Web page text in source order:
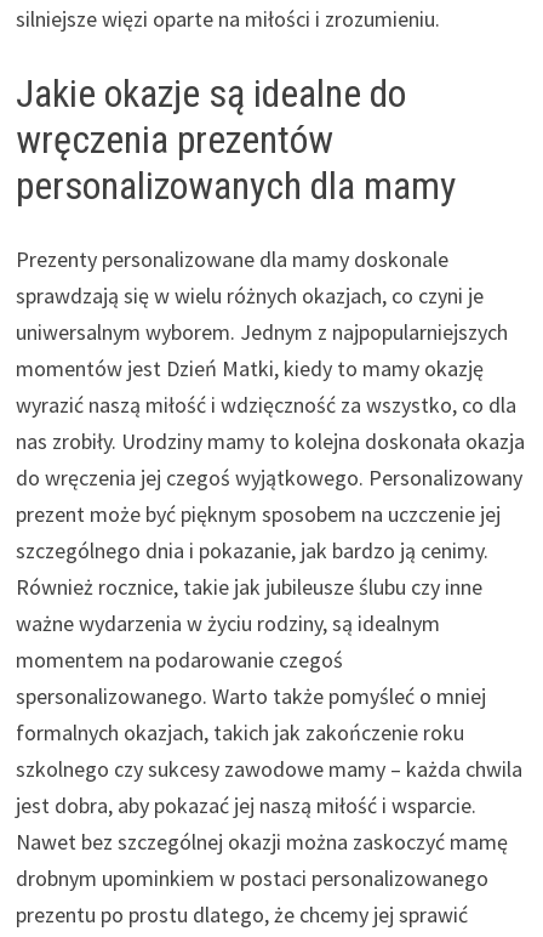
silniejsze więzi oparte na miłości i zrozumieniu.
Jakie okazje są idealne do
wręczenia prezentów
personalizowanych dla mamy
Prezenty personalizowane dla mamy doskonale
sprawdzają się w wielu różnych okazjach, co czyni je
uniwersalnym wyborem. Jednym z najpopularniejszych
momentów jest Dzień Matki, kiedy to mamy okazję
wyrazić naszą miłość i wdzięczność za wszystko, co dla
nas zrobiły. Urodziny mamy to kolejna doskonała okazja
do wręczenia jej czegoś wyjątkowego. Personalizowany
prezent może być pięknym sposobem na uczczenie jej
szczególnego dnia i pokazanie, jak bardzo ją cenimy.
Również rocznice, takie jak jubileusze ślubu czy inne
ważne wydarzenia w życiu rodziny, są idealnym
momentem na podarowanie czegoś
spersonalizowanego. Warto także pomyśleć o mniej
formalnych okazjach, takich jak zakończenie roku
szkolnego czy sukcesy zawodowe mamy – każda chwila
jest dobra, aby pokazać jej naszą miłość i wsparcie.
Nawet bez szczególnej okazji można zaskoczyć mamę
drobnym upominkiem w postaci personalizowanego
prezentu po prostu dlatego, że chcemy jej sprawić